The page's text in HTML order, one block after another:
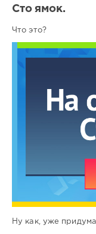
Сто ямок.
Что это?
Ну как, уже